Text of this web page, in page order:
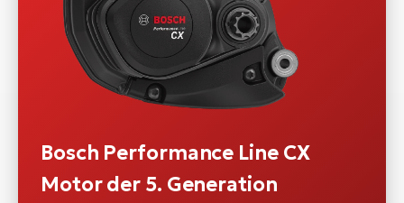
Bosch Performance Line CX
Motor der 5. Generation